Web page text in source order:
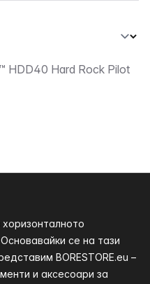
HDD40 Hard Rock Pilot
се на тази
BORESTORE.eu –
и аксесоари за